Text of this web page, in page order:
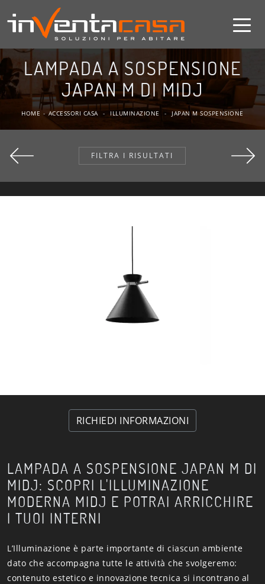
LAMPADA A SOSPENSIONE
JAPAN M DI MIDJ
HOME - ACCESSORI CASA - ILLUMINAZIONE - JAPAN M SOSPENSIONE
FILTRA I RISULTATI
RICHIEDI INFORMAZIONI
LAMPADA A SOSPENSIONE JAPAN M DI
MIDJ: SCOPRI L'ILLUMINAZIONE
MODERNA MIDJ E POTRAI ARRICCHIRE
I TUOI INTERNI
L’Illuminazione è parte importante di ciascun ambiente
dato che accompagna tutte le attività che svolgeremo:
contenuto estetico e innovazione tecnica si incontrano al